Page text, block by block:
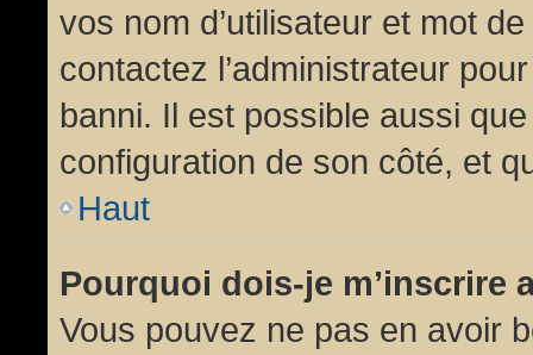
vos nom d’utilisateur et mot
contactez l’administrateur
banni. Il est possible aussi
configuration de son côté, et
Haut
Pourquoi dois-je m’inscrire
Vous pouvez ne pas en avoir